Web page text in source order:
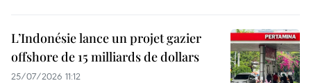
L’Indonésie lance un projet gazier
offshore de 15 milliards de dollars
25/07/2026 11:12